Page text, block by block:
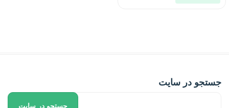
جستجو در سایت
جستجو در سایت